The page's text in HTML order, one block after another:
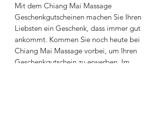
Mit dem Chiang Mai Massage
Geschenkgutscheinen machen Sie Ihren
Liebsten ein Geschenk, dass immer gut
ankommt. Kommen Sie noch heute bei
Chiang Mai Massage vorbei, um Ihren
Geschenkgutschein zu erwerben. Im